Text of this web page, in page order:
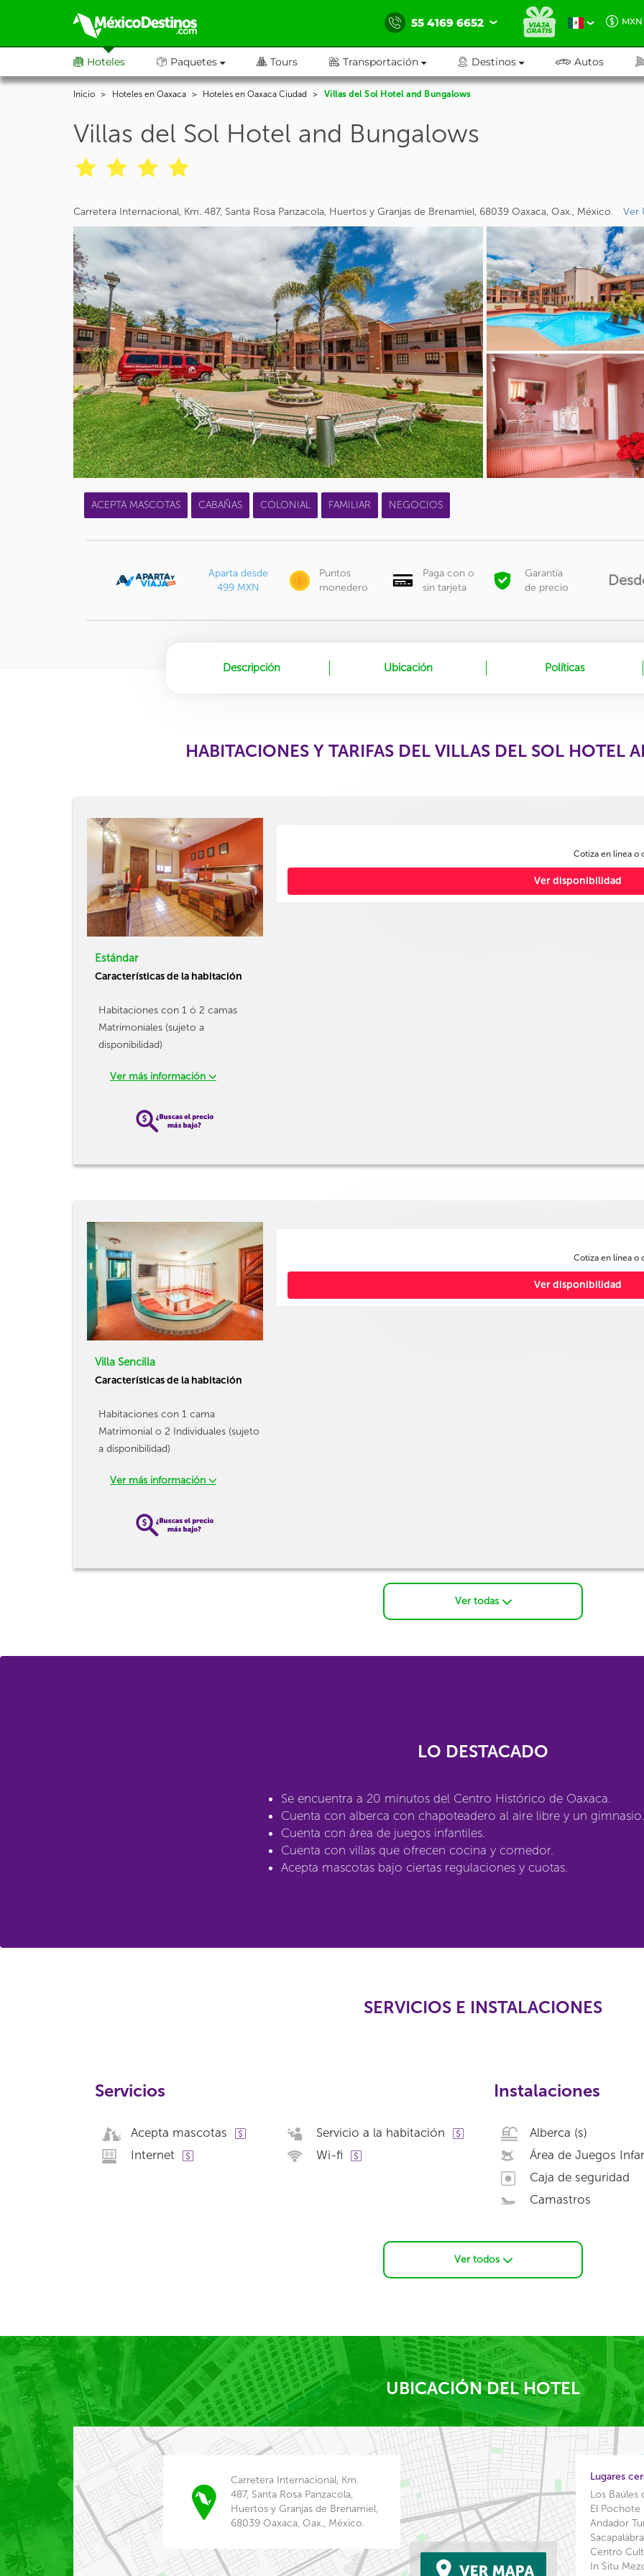
55 4169 6652 MXN
Hoteles Paquetes Tours Transportación Destinos Autos
Inicio Hoteles en Oaxaca Hoteles en Oaxaca Ciudad Villas del Sol Hotel and Bungalows
Villas del Sol Hotel and Bungalows
Carretera Internacional, Km. 487, Santa Rosa Panzacola, Huertos y Granjas de Brenamiel, 68039 Oaxaca, Oax., México. Ver
ACEPTA MASCOTAS CABAÑAS COLONIAL FAMILIAR NEGOCIOS
Aparta desde
499 MXN
Puntos
monedero
Paga con o
sin tarjeta
Garantía
de precio
Descripción Ubicación Políticas
HABITACIONES Y TARIFAS DEL VILLAS DEL SOL HOTEL
Estándar
Características de la habitación
Habitaciones con 1 ó 2 camas
Matrimoniales (sujeto a
disponibilidad)
Ver más información
Cotiza en línea o
Ver disponibilidad
Villa Sencilla
Características de la habitación
Habitaciones con 1 cama
Matrimonial o 2 Individuales (sujeto
a disponibilidad)
Ver más información
Cotiza en línea o
Ver disponibilidad
Ver todas
LO DESTACADO
Se encuentra a 20 minutos del Centro Histórico de Oaxaca.
Cuenta con alberca con chapoteadero al aire libre y un gimnasio.
Cuenta con área de juegos infantiles.
Cuenta con villas que ofrecen cocina y comedor.
Acepta mascotas bajo ciertas regulaciones y cuotas.
SERVICIOS E INSTALACIONES
Servicios
Acepta mascotas
Internet
Servicio a la habitación
Wi-fi
Instalaciones
Alberca (s)
Área de Juegos
Caja de seguridad
Camastros
Ver todos
UBICACIÓN DEL HOTEL
Carretera Internacional, Km.
487, Santa Rosa Panzacola,
Huertos y Granjas de Brenamiel,
68039 Oaxaca, Oax., México.
Lugares
Los Baúles
El
Andador
Centro
In Situ